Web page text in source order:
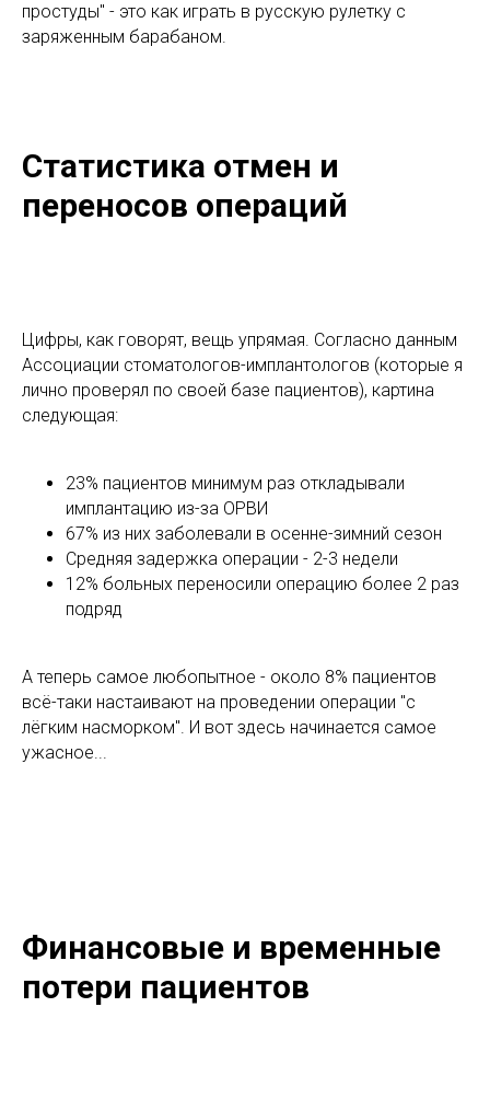
простуды" - это как играть в русскую рулетку с
заряженным барабаном.
Статистика отмен и
переносов операций
Цифры, как говорят, вещь упрямая. Согласно данным
Ассоциации стоматологов-имплантологов (которые я
лично проверял по своей базе пациентов), картина
следующая:
23% пациентов минимум раз откладывали
имплантацию из-за ОРВИ
67% из них заболевали в осенне-зимний сезон
Средняя задержка операции - 2-3 недели
12% больных переносили операцию более 2 раз
подряд
А теперь самое любопытное - около 8% пациентов
всё-таки настаивают на проведении операции "с
лёгким насморком". И вот здесь начинается самое
ужасное...
Финансовые и временные
потери пациентов